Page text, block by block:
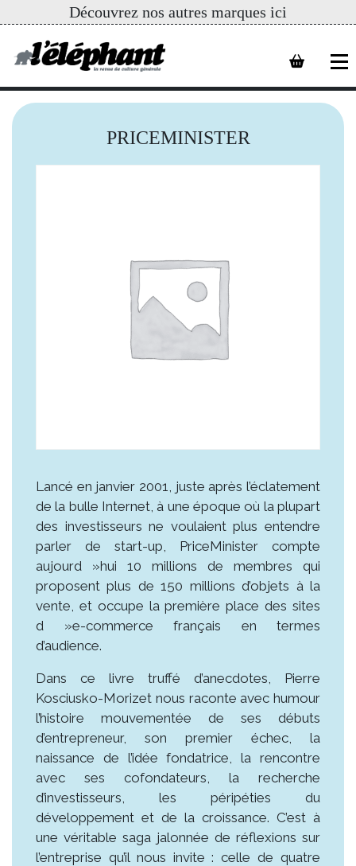
Découvrez nos autres marques ici
PRICEMINISTER
Lancé en janvier 2001, juste après l’éclatement
de la bulle Internet, à une époque où la plupart
des investisseurs ne voulaient plus entendre
parler de start-up, PriceMinister compte
aujourd »hui 10 millions de membres qui
proposent plus de 150 millions d’objets à la
vente, et occupe la première place des sites
d »e-commerce français en termes
d’audience.
Dans ce livre truffé d’anecdotes, Pierre
Kosciusko-Morizet nous raconte avec humour
l’histoire mouvementée de ses débuts
d’entrepreneur, son premier échec, la
naissance de l’idée fondatrice, la rencontre
avec ses cofondateurs, la recherche
d’investisseurs, les péripéties du
développement et de la croissance. C’est à
une véritable saga jalonnée de réflexions sur
l’entreprise qu’il nous invite : celle de quatre